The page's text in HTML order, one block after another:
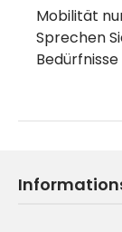
Mobilität
Sprechen